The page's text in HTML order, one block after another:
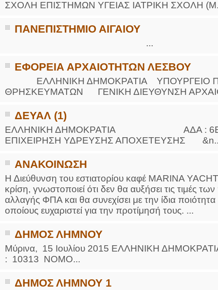
ΣΧΟΛΗ ΕΠΙΣΤΗΜΩΝ ΥΓΕΙΑΣ ΙΑΤΡΙΚΗ ΣΧΟΛΗ
ΠΑΝΕΠΙΣΤΗΜΙΟ ΑΙΓΑΙΟΥ
...
ΕΦΟΡΕΙΑ ΑΡΧΑΙΟΤΗΤΩΝ ΛΕΣΒΟΥ
ΕΛΛΗΝΙΚΗ ΔΗΜΟΚΡΑΤΙΑ ΥΠΟΥΡΓΕΙΟ
ΘΡΗΣΚΕΥΜΑΤΩΝ ΓΕΝΙΚΗ ΔΙΕΥΘΥΝΣΗ
ΔΕΥΑΛ (1)
ΕΛΛΗΝΙΚΗ ΔΗΜΟΚΡΑΤΙΑ ΑΔΑ :
ΕΠΙΧΕΙΡΗΣΗ ΥΔΡΕΥΣΗΣ ΑΠΟΧΕΤΕΥΣΗΣ
ΑΝΑΚΟΙΝΩΣΗ
Η Διεύθυνση του εστιατορίου καφέ MARINA
κρίση, γνωστοποιεί ότι δεν θα αυξήσει τις τιμές
αλλαγής ΦΠΑ και θα συνεχίσει με την ίδια
οποίους ευχαριστεί για την προτίμησή τους. ...
ΔΗΜΟΣ ΛΗΜΝΟΥ
Μύρινα, 15 Ιουλίου 2015
: 10313 ΝΟΜΟ...
ΔΗΜΟΣ ΛΗΜΝΟΥ 1